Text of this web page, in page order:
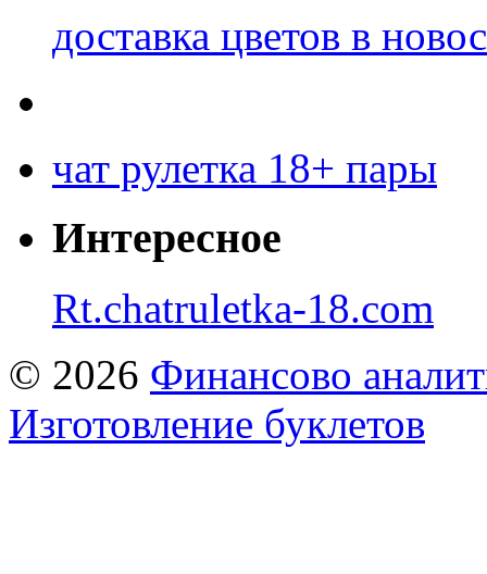
доставка цветов в
чат рулетка 18+ пары
Интересное
Rt.chatruletka-18.com
© 2026 Финансово
Изготовление буклетов